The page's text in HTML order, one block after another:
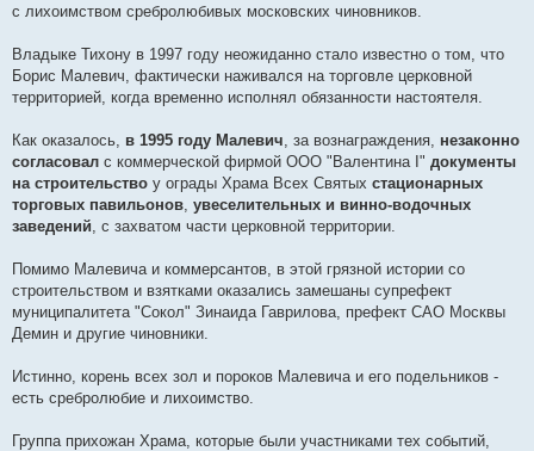
с лихоимством сребролюбивых московских чиновников.
Владыке Тихону в 1997 году неожиданно стало известно о том, что
Борис Малевич, фактически наживался на торговле церковной
территорией, когда временно исполнял обязанности настоятеля.
Как оказалось, в 1995 году Малевич , за вознаграждения, незаконно
согласовал с коммерческой фирмой ООО "Валентина I" документы
на строительство у ограды Храма Всех Святых стационарных
торговых павильонов увеселительных и винно-водочных
заведений , с захватом части церковной территории.
Помимо Малевича и коммерсантов, в этой грязной истории со
строительством и взятками оказались замешаны супрефект
муниципалитета "Сокол" Зинаида Гаврилова, префект САО Москвы
Демин и другие чиновники.
Истинно, корень всех зол и пороков Малевича и его подельников -
есть сребролюбие и лихоимство.
Группа прихожан Храма, которые были участниками тех событий,